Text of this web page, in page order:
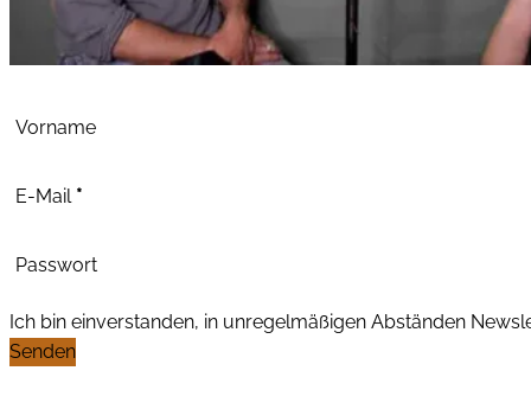
Vorname
E-Mail *
Passwort
Ich bin einverstanden, in unregelmäßigen Abständen
Senden